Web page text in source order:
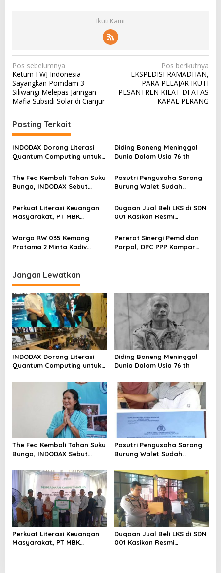
Ikuti Kami
N
a
v
i
g
a
s
i
p
o
s
Pos sebelumnya
Ketum FWJ Indonesia
Sayangkan Pomdam 3
Siliwangi Melepas Jaringan
Mafia Subsidi Solar di Cianjur
Pos berikutnya
EKSPEDISI RAMADHAN,
PARA PELAJAR IKUTI
PESANTREN KILAT DI ATAS
KAPAL PERANG
Posting Terkait
INDODAX Dorong Literasi
Quantum Computing untuk
Blockchain
Diding Boneng Meninggal
Dunia Dalam Usia 76 th
The Fed Kembali Tahan Suku
Bunga, INDODAX Sebut
Sentimen Pasar
Pasutri Pengusaha Sarang
Burung Walet Sudah
Pelapor Desak Polda Jambi
Segera Lakukan Penahanan
Perkuat Literasi Keuangan
Masyarakat, PT MBK
Karpet Masjid di Pakuhaji
Dugaan Jual Beli LKS di SDN
001 Kasikan Resmi
Kampar, Pemred – Pimum
Metroterkini.id Desak Usut
Kasus Ini
Warga RW 035 Kemang
Pratama 2 Minta Kadiv
Metro Bekasi Kota
Pererat Sinergi Pemd dan
Parpol, DPC PPP Kampar
Jangan Lewatkan
INDODAX Dorong Literasi
Quantum Computing untuk
Blockchain
Diding Boneng Meninggal
Dunia Dalam Usia 76 th
The Fed Kembali Tahan Suku
Bunga, INDODAX Sebut
Sentimen Pasar
Pasutri Pengusaha Sarang
Burung Walet Sudah
Pelapor Desak Polda Jambi
Segera Lakukan Penahanan
Perkuat Literasi Keuangan
Masyarakat, PT MBK
Dugaan Jual Beli LKS di SDN
001 Kasikan Resmi